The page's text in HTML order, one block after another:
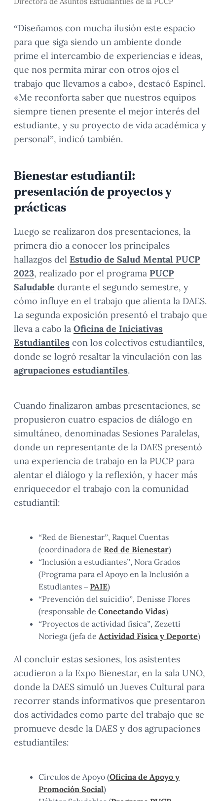
“Diseñamos con mucha ilusión este espacio
para que siga siendo un ambiente donde
prime el intercambio de experiencias e ideas,
que nos permita mirar con otros ojos el
trabajo que llevamos a cabo», destacó Espinel.
«Me reconforta saber que nuestros equipos
siempre tienen presente el mejor interés del
estudiante, y su proyecto de vida académica y
personal”, indicó también.
Bienestar estudiantil:
presentación de proyectos y
prácticas
Luego se realizaron dos presentaciones, la
primera dio a conocer los principales
hallazgos del Estudio de Salud Mental PUCP
2023, realizado por el programa PUCP
Saludable durante el segundo semestre, y
cómo influye en el trabajo que alienta la DAES.
La segunda exposición presentó el trabajo que
lleva a cabo la Oficina de Iniciativas
Estudiantiles con los colectivos estudiantiles,
donde se logró resaltar la vinculación con las
agrupaciones estudiantiles.
Cuando finalizaron ambas presentaciones, se
propusieron cuatro espacios de diálogo en
simultáneo, denominadas Sesiones Paralelas,
donde un representante de la DAES presentó
una experiencia de trabajo en la PUCP para
alentar el diálogo y la reflexión, y hacer más
enriquecedor el trabajo con la comunidad
estudiantil:
“Red de Bienestar”, Raquel Cuentas
(coordinadora de Red de Bienestar)
“Inclusión a estudiantes”, Nora Grados
(Programa para el Apoyo en la Inclusión a
Estudiantes – PAIE)
“Prevención del suicidio”, Denisse Flores
(responsable de Conectando Vidas)
“Proyectos de actividad física”, Zezetti
Noriega (jefa de Actividad Física y Deporte)
Al concluir estas sesiones, los asistentes
acudieron a la Expo Bienestar, en la sala UNO,
donde la DAES simuló un Jueves Cultural para
recorrer stands informativos que presentaron
dos actividades como parte del trabajo que se
promueve desde la DAES y dos agrupaciones
estudiantiles:
Círculos de Apoyo (Oficina de Apoyo y
Promoción Social)